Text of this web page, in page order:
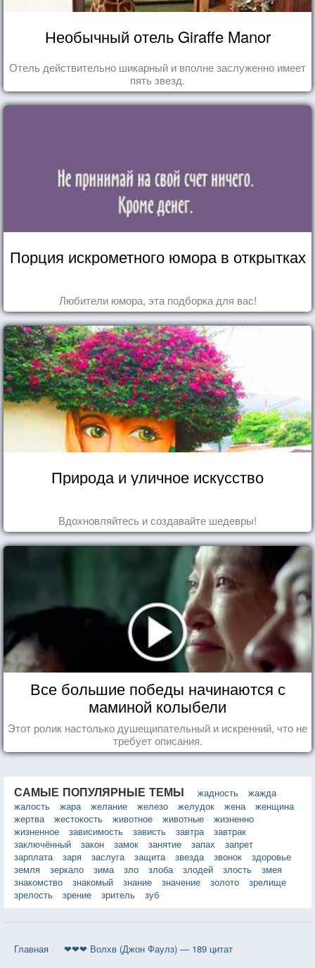
Необычный отель Giraffe Manor
Отель действительно шикарный и вполне заслуженно имеет
пять звезд.
Порция искрометного юмора в открытках
Любители юмора, эта подборка для вас!
Природа и уличное искусство
Вдохновляйтесь и создавайте шедевры!
Все большие победы начинаются с
маминой колыбели
Этот ролик настолько душещипательный и искренний, что не
требует описания.
САМЫЕ ПОПУЛЯРНЫЕ ТЕМЫ жадность
жажда
жалость
жара желание железо желудок жена
женщина
жертва
жестокость животное животные
жизненно
жизненное
зависимость зависть завтра
завтрак
заключённый
закон замок занятие запах
запрет
зарплата
заря заслуга защита звезда звонок
здоровье
земля
зеркало зима зло злоба злодей злость
змея
знакомство
знакомый знание значение золото
зрелище
зрелость
зрение зритель зуб
Главная ❤❤❤ Волхв (Джон Фаулз) — 189 цитат